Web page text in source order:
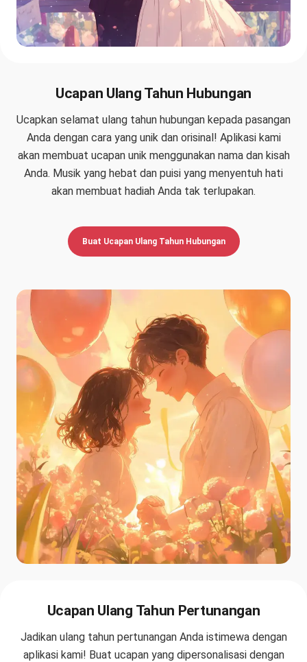
Ucapan Ulang Tahun Hubungan
Ucapkan selamat ulang tahun hubungan kepada pasangan
Anda dengan cara yang unik dan orisinal! Aplikasi kami
akan membuat ucapan unik menggunakan nama dan kisah
Anda. Musik yang hebat dan puisi yang menyentuh hati
akan membuat hadiah Anda tak terlupakan.
Buat Ucapan Ulang Tahun Hubungan
Ucapan Ulang Tahun Pertunangan
Jadikan ulang tahun pertunangan Anda istimewa dengan
aplikasi kami! Buat ucapan yang dipersonalisasi dengan